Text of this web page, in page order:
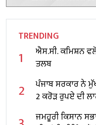
TRENDING
1
ਐਸ.ਸੀ. ਕਮਿਸ਼ਨ
ਤਲਬ
2
ਪੰਜਾਬ ਸਰਕਾਰ ਨੇ
2 ਕਰੋੜ ਰੁਪਏ ਦੀ
ਆਪ੍ਰੇਸ਼ਨ ਕਰਵਾਏ
ਜਮਹੂਰੀ ਕਿਸਾਨ